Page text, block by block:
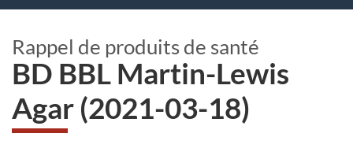
Rappel de produits de santé
BD BBL Martin-Lewis
Agar (2021-03-18)